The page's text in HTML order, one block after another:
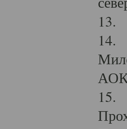
13.
14.
15.